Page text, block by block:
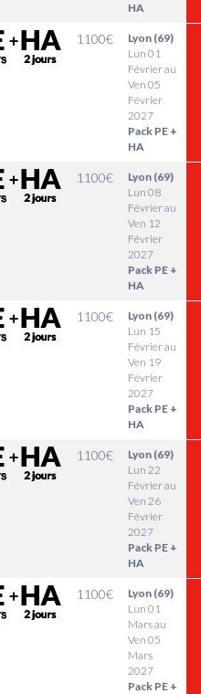
HA
1100€
Lyon (69)
Lun 01
Février au
Ven 05
Février
2027
Pack PE +
HA
1100€
Lyon (69)
Lun 08
Février au
Ven 12
Février
2027
Pack PE +
HA
1100€
Lyon (69)
Lun 15
Février au
Ven 19
Février
2027
Pack PE +
HA
1100€
Lyon (69)
Lun 22
Février au
Ven 26
Février
2027
Pack PE +
HA
1100€
Lyon (69)
Lun 01
Mars au
Ven 05
Mars
2027
Pack PE +